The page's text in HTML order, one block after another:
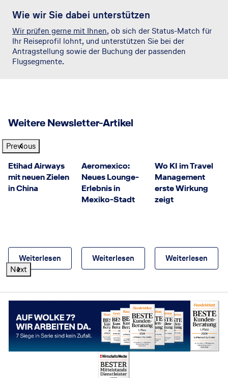
Wie wir Sie dabei unterstützen
Wir prüfen gerne mit Ihnen, ob sich der Status-Match für
Ihr Reiseprofil lohnt, und unterstützen Sie bei der
Antragstellung sowie der Buchung der passenden
Flugsegmente.
Weitere Newsletter-Artikel
Previous
Etihad Airways
mit neuen Zielen
in China
Weiterlesen
Aeromexico:
Neues Lounge-
Erlebnis in
Mexiko-Stadt
Weiterlesen
Wo KI im Travel
Management
erste Wirkung
zeigt
Weiterlesen
Next